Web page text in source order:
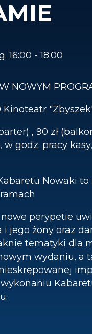
16:00 - 18:00
NOWYM
Kinoteatr
, 90 zł
godz. pracy
Nowaki
nowe perypetie
i jego żony oraz
tematyki dla
wydaniu, a